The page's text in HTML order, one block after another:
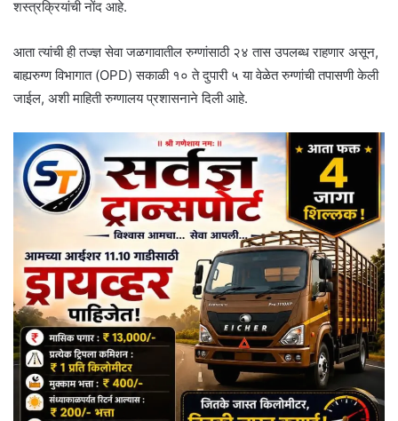
शस्त्रक्रियांची नोंद आहे.
आता त्यांची ही तज्ज्ञ सेवा जळगावातील रुग्णांसाठी २४ तास उपलब्ध राहणार असून,
बाह्यरुग्ण विभागात (OPD) सकाळी १० ते दुपारी ५ या वेळेत रुग्णांची तपासणी केली
जाईल, अशी माहिती रुग्णालय प्रशासनाने दिली आहे.